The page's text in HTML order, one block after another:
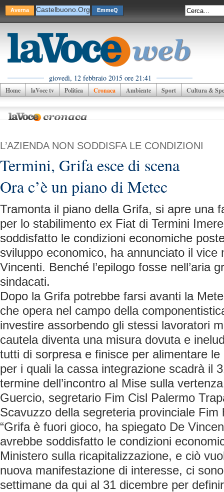
Averna Castelbuono.Org EmmeQ
giovedì, 12 febbraio 2015 ore 21:41
Home laVoce tv Politica Cronaca Ambiente Sport Cultura &
L’AZIENDA NON SODDISFA LE CONDIZIONI
Termini, Grifa esce di scena
Ora c’è un piano di Metec
Tramonta il piano della Grifa, si apre una
per lo stabilimento ex Fiat di Termini
soddisfatto le condizioni economiche
sviluppo economico, ha annunciato il vice
Vincenti. Benché l’epilogo fosse nell’aria
sindacati.
Dopo la Grifa potrebbe farsi avanti la
che opera nel campo della
investire assorbendo gli stessi lavoratori
cautela diventa una misura dovuta e
tutti di sorpresa e finisce per alimentare
per i quali la cassa integrazione scadrà il
termine dell’incontro al Mise sulla
Guercio, segretario Fim Cisl Palermo
Scavuzzo della segreteria provinciale Fim
“Grifa è fuori gioco, ha spiegato De
avrebbe soddisfatto le condizioni
Ministero sulla ricapitalizzazione, e ciò
nuova manifestazione di interesse, ci
settimane da qui al 31 dicembre per